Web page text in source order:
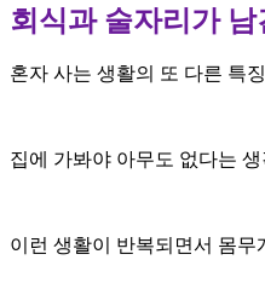
회식과 술자리가 남
혼자 사는 생활의 또 다른 특
집에 가봐야 아무도 없다는
이런 생활이 반복되면서 몸